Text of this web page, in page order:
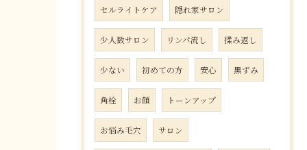
セルライトケア 隠れ家サロン
少人数サロン リンパ流し 揉み返し
少ない 初めての方 安心 黒ずみ
角栓 お顔 トーンアップ
お悩み毛穴 サロン